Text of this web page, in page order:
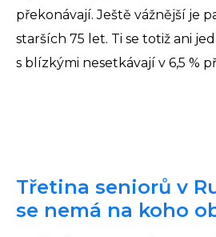
překonávají. Ještě vážnější je
starších 75 let. Ti se totiž ani
s blízkými nesetkávají v 6,5 %
Třetina seniorů v
se nemá na koho